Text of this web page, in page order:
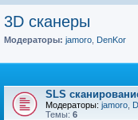
3D сканеры
Модераторы: jamoro DenKor
SLS
Модераторы: jamoro
Темы: 6